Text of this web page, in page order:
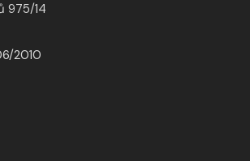
975/14
2010